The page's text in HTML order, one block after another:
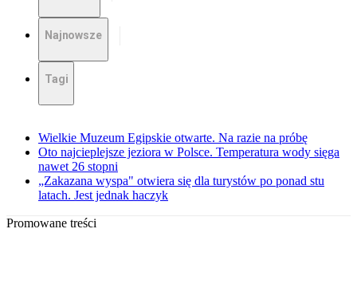
Najnowsze
Tagi
Wielkie Muzeum Egipskie otwarte. Na razie na próbę
Oto najcieplejsze jeziora w Polsce. Temperatura wody sięga
nawet 26 stopni
„Zakazana wyspa" otwiera się dla turystów po ponad stu
latach. Jest jednak haczyk
Promowane treści